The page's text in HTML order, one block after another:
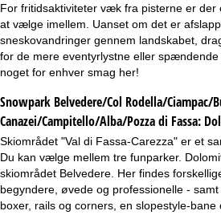
For fritidsaktiviteter væk fra pisterne er der
at vælge imellem. Uanset om det er
sneskovandringer gennem landskabet,
for de mere eventyrlystne eller
noget for enhver smag her!
Snowpark Belvedere/Col Rodella/Ciampac/
Canazei/Campitello/Alba/Pozza di Fassa:
Skiområdet "Val di Fassa-Carezza" er et
Du kan vælge mellem tre funparker.
skiområdet Belvedere. Her findes
begyndere, øvede og professionelle -
boxer, rails og corners, en slopestyle-bane